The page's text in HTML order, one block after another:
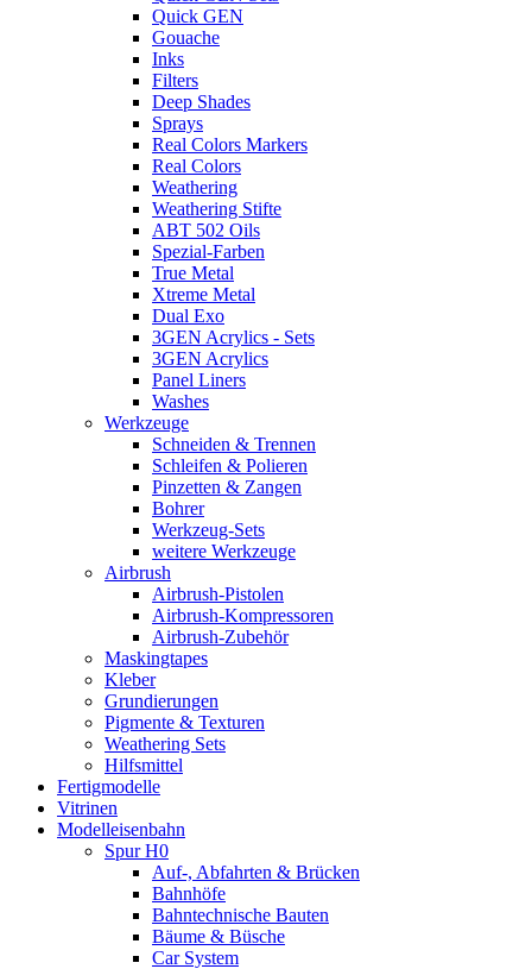
Quick GEN
Gouache
Inks
Filters
Deep Shades
Sprays
Real Colors Markers
Real Colors
Weathering
Weathering Stifte
ABT 502 Oils
Spezial-Farben
True Metal
Xtreme Metal
Dual Exo
3GEN Acrylics - Sets
3GEN Acrylics
Panel Liners
Washes
Werkzeuge
Schneiden & Trennen
Schleifen & Polieren
Pinzetten & Zangen
Bohrer
Werkzeug-Sets
weitere Werkzeuge
Airbrush
Airbrush-Pistolen
Airbrush-Kompressoren
Airbrush-Zubehör
Maskingtapes
Kleber
Grundierungen
Pigmente & Texturen
Weathering Sets
Hilfsmittel
Fertigmodelle
Vitrinen
Modelleisenbahn
Spur H0
Auf-, Abfahrten & Brücken
Bahnhöfe
Bahntechnische Bauten
Bäume & Büsche
Car System